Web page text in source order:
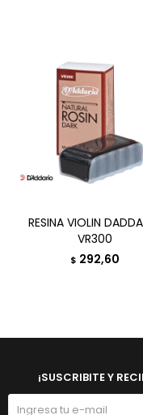
RESINA VIOLIN
VR300
$ 292,60
¡SUSCRIBITE Y